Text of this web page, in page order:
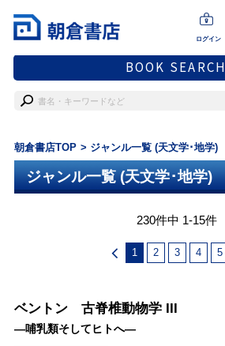
ログイン
BOOK SEARCH
朝倉書店TOP ジャンル一覧 (天文学･地学)
ジャンル一覧 (天文学･地学)
230件中 1-15件
1 2 3 4 5
ベントン 古脊椎動物学 III
―哺乳類そしてヒトへ―